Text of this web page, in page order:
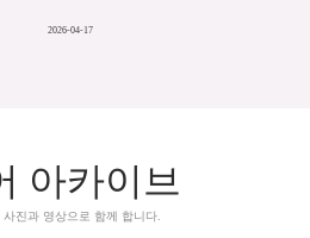
2026-04-17
아카이브
진과 영상으로 함께 합니다.